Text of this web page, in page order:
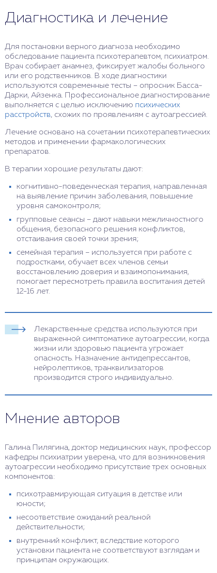
Диагностика и лечение
Для постановки верного диагноза необходимо
обследование пациента психотерапевтом, психиатром.
Врач собирает анамнез, фиксирует жалобы больного
или его родственников. В ходе диагностики
используются современные тесты – опросник Басса-
Дарки, Айзенка. Профессиональное диагностирование
выполняется с целью исключению психических
расстройств, схожих по проявлениям с аутоагрессией.
Лечение основано на сочетании психотерапевтических
методов и применении фармакологических
препаратов.
В терапии хорошие результаты дают:
когнитивно-поведенческая терапия, направленная
на выявление причин заболевания, повышение
уровня самоконтроля;
групповые сеансы – дают навыки межличностного
общения, безопасного решения конфликтов,
отстаивания своей точки зрения;
семейная терапия – используется при работе с
подростками, обучает всех членов семьи
восстановлению доверия и взаимопонимания,
помогает пересмотреть правила воспитания детей
12-16 лет.
Лекарственные средства используются при
выраженной симптоматике аутоагрессии, когда
жизни или здоровью пациента угрожает
опасность. Назначение антидепрессантов,
нейролептиков, транквилизаторов
производится строго индивидуально.
Мнение авторов
Галина Пилягина, доктор медицинских наук, профессор
кафедры психиатрии уверена, что для возникновения
аутоагрессии необходимо присутствие трех основных
компонентов:
психотравмирующая ситуация в детстве или
юности;
несоответствие ожиданий реальной
действительности;
внутренний конфликт, вследствие которого
установки пациента не соответствуют взглядам и
принципам окружающих.